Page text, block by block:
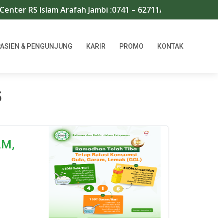
RS Islam Arafah Jambi :0741 – 62711/667966 | WA :
& PENGUNJUNG KARIR PROMO KONTAK